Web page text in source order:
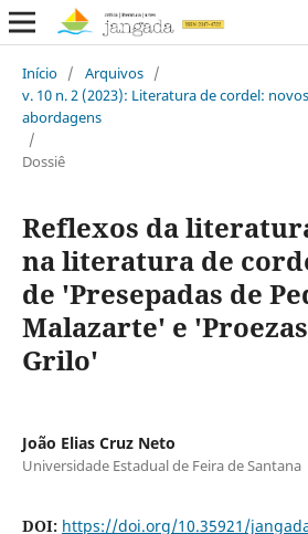
Início / Arquivos /
v. 10 n. 2 (2023): Literatura de cordel:
abordagens
/
Dossiê
Reflexos da
na literatura de
de 'Presepadas de
Malazarte' e
Grilo'
João Elias Cruz Neto
Universidade Estadual de Feira de Santana
DOI: https://doi.org/10.35921/